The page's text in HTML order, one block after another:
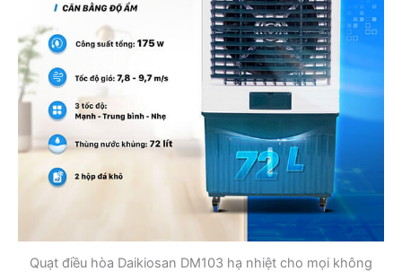
Quạt điều hòa Daikiosan DM103 hạ nhiệt cho mọi không